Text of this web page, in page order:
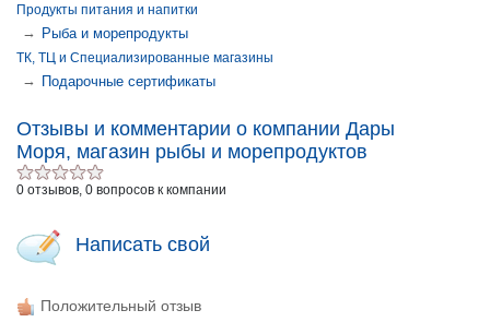
Продукты питания и напитки
→ Рыба и морепродукты
ТК, ТЦ и Специализированные магазины
→ Подарочные сертификаты
Отзывы и комментарии о компании Дары
Моря, магазин рыбы и морепродуктов
0 отзывов, 0 вопросов к компании
Написать свой
Положительный отзыв